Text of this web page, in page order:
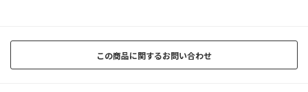
この商品に関するお問い合わせ